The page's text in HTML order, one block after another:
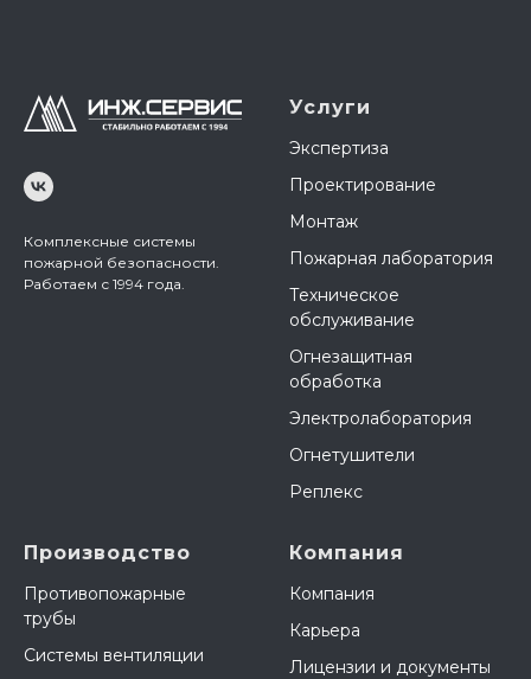
Комплексные системы
пожарной безопасности.
Работаем с 1994 года.
Услуги
Экспертиза
Проектирование
Монтаж
Пожарная лаборатория
Техническое
обслуживание
Огнезащитная
обработка
Электролаборатория
Огнетушители
Реплекс
Производство
Противопожарные
трубы
Системы вентиляции
Компания
Компания
Карьера
Лицензии и документы